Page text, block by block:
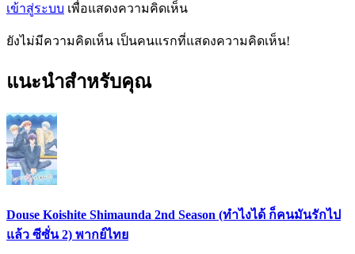
เข้าสู่ระบบ เพื่อแสดงความคิดเห็น
ยังไม่มีความคิดเห็น เป็นคนแรกที่แสดงความคิดเห็น!
แนะนำสำหรับคุณ
Douse Koishite Shimaunda 2nd Season (ทำไงได้ ก็คนมันรักไป
แล้ว ซีซั่น 2) พากย์ไทย